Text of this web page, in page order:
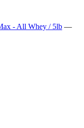
- All Whey / 5lb —